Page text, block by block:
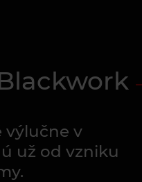
výlučne v
už od vzniku